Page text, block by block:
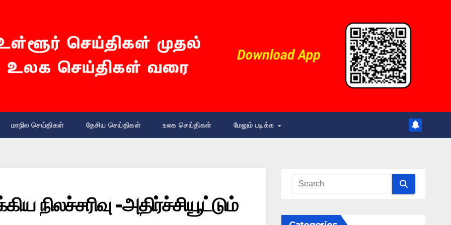
மாநில செய்திகள் தேசிய செய்திகள் உலக செய்திகள் மேலும் படிக்க
நிலச்சரிவு -அதிர்ச்சியூட்டும்